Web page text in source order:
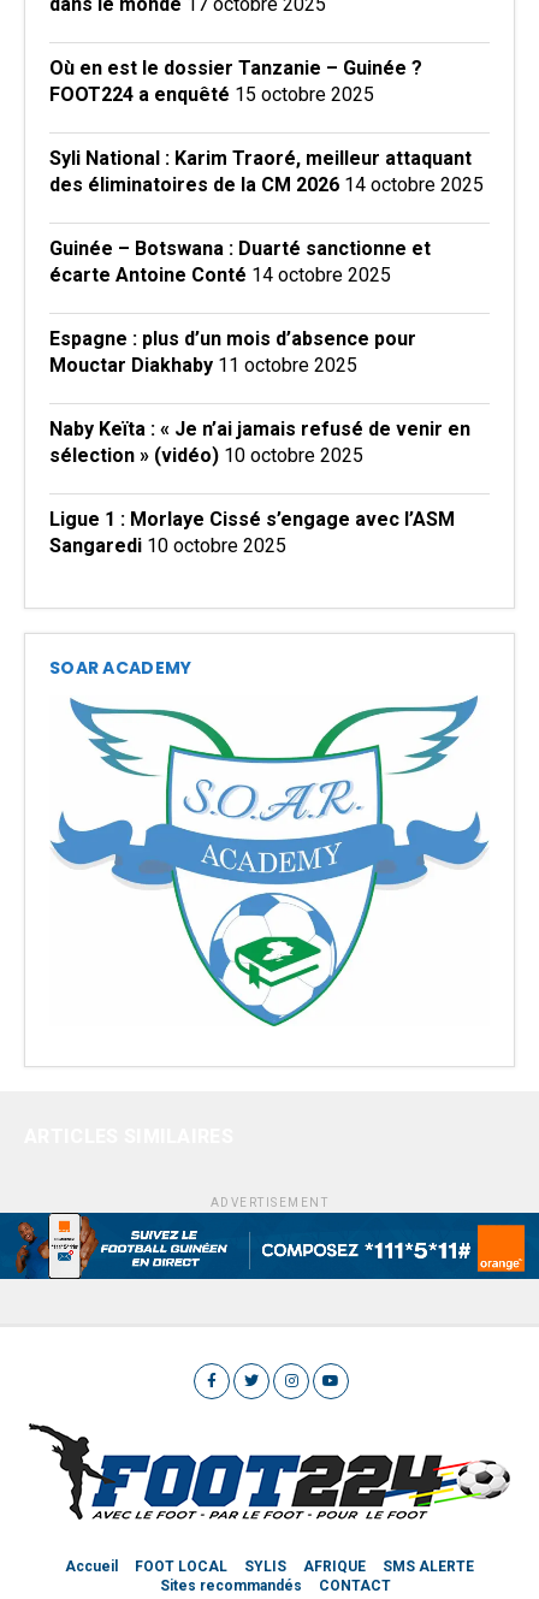
dans le monde 17 octobre 2025
Où en est le dossier Tanzanie – Guinée ?
FOOT224 a enquêté 15 octobre 2025
Syli National : Karim Traoré, meilleur attaquant
des éliminatoires de la CM 2026 14 octobre 2025
Guinée – Botswana : Duarté sanctionne et
écarte Antoine Conté 14 octobre 2025
Espagne : plus d’un mois d’absence pour
Mouctar Diakhaby 11 octobre 2025
Naby Keïta : « Je n’ai jamais refusé de venir en
sélection » (vidéo) 10 octobre 2025
Ligue 1 : Morlaye Cissé s’engage avec l’ASM
Sangaredi 10 octobre 2025
SOAR ACADEMY
ADVERTISEMENT
Accueil FOOT LOCAL SYLIS AFRIQUE
SMS ALERTE
Sites recommandés
CONTACT